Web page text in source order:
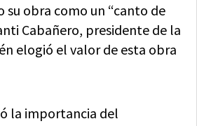
obra como un “canto de
Cabañero, presidente de la
elogió el valor de esta obra
la importancia del